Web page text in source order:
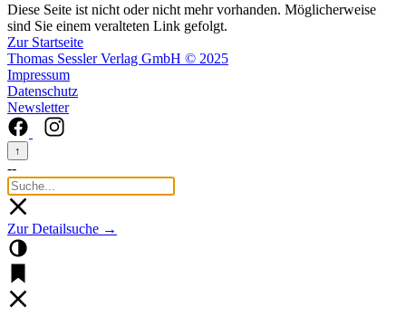
Diese Seite ist nicht oder nicht mehr vorhanden. Möglicherweise
sind Sie einem veralteten Link gefolgt.
Zur Startseite
Thomas Sessler Verlag GmbH © 2025
Impressum
Datenschutz
Newsletter
↑
--
Zur Detailsuche →